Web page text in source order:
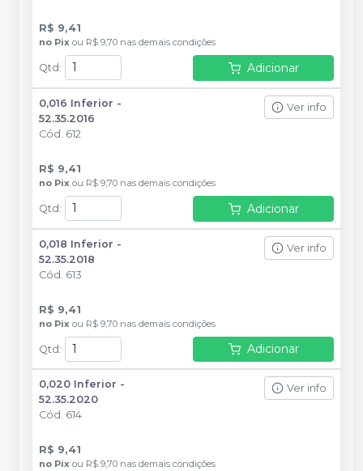
R$ 9,41
no Pix ou R$ 9,70 nas demais condições
Qtd : Adicionar
0,016 Inferior -
52.35.2016
Cód. 612
Ver info
R$ 9,41
no Pix ou R$ 9,70 nas demais condições
Qtd : Adicionar
0,018 Inferior -
52.35.2018
Cód. 613
Ver info
R$ 9,41
no Pix ou R$ 9,70 nas demais condições
Qtd: Adicionar
0,020 Inferior -
52.35.2020
Cód. 614
Ver info
R$ 9,41
no Pix ou R$ 9,70 nas demais condições